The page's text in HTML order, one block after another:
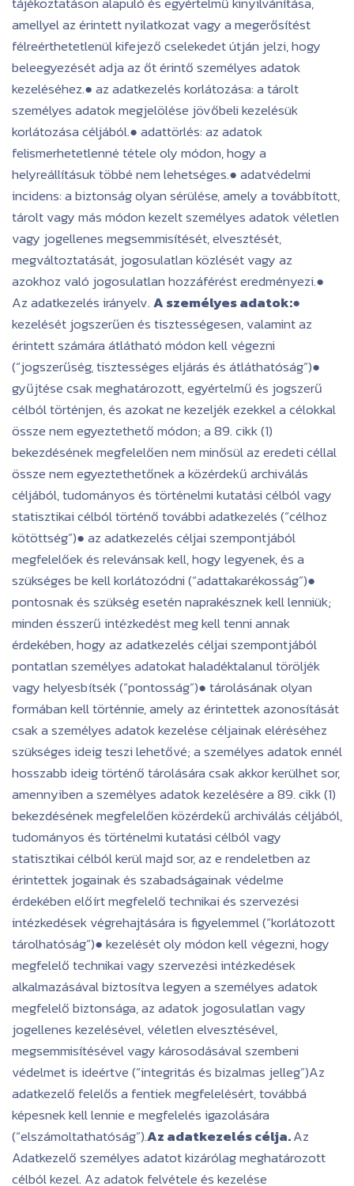
amellyel az érintett nyilatkozat vagy a megerősítést
félreérthetetlenül kifejező cselekedet útján jelzi, hogy
beleegyezését adja az őt érintő személyes adatok
kezeléséhez.● az adatkezelés korlátozása: a tárolt
személyes adatok megjelölése jövőbeli kezelésük
korlátozása céljából.● adattörlés: az adatok
felismerhetetlenné tétele oly módon, hogy a
helyreállításuk többé nem lehetséges.● adatvédelmi
incidens: a biztonság olyan sérülése, amely a továbbított,
tárolt vagy más módon kezelt személyes adatok véletlen
vagy jogellenes megsemmisítését, elvesztését,
megváltoztatását, jogosulatlan közlését vagy az
azokhoz való jogosulatlan hozzáférést eredményezi.●
Az adatkezelés irányelv.A személyes adatok:●
kezelését jogszerűen és tisztességesen, valamint az
érintett számára átlátható módon kell végezni
(“jogszerűség, tisztességes eljárás és átláthatóság”)●
gyűjtése csak meghatározott, egyértelmű és jogszerű
célból történjen, és azokat ne kezeljék ezekkel a célokkal
össze nem egyeztethető módon; a 89. cikk (1)
bekezdésének megfelelően nem minősül az eredeti céllal
össze nem egyeztethetőnek a közérdekű archiválás
céljából, tudományos és történelmi kutatási célból vagy
statisztikai célból történő további adatkezelés (“célhoz
kötöttség”)● az adatkezelés céljai szempontjából
megfelelőek és relevánsak kell, hogy legyenek, és a
szükséges be kell korlátozódni (“adattakarékosság”)●
pontosnak és szükség esetén naprakésznek kell lenniük;
minden ésszerű intézkedést meg kell tenni annak
érdekében, hogy az adatkezelés céljai szempontjából
pontatlan személyes adatokat haladéktalanul töröljék
vagy helyesbítsék (“pontosság”)● tárolásának olyan
formában kell történnie, amely az érintettek azonosítását
csak a személyes adatok kezelése céljainak eléréséhez
szükséges ideig teszi lehetővé; a személyes adatok ennél
hosszabb ideig történő tárolására csak akkor kerülhet sor,
amennyiben a személyes adatok kezelésére a 89. cikk (1)
bekezdésének megfelelően közérdekű archiválás céljából,
tudományos és történelmi kutatási célból vagy
statisztikai célból kerül majd sor, az e rendeletben az
érintettek jogainak és szabadságainak védelme
érdekében előírt megfelelő technikai és szervezési
intézkedések végrehajtására is figyelemmel (“korlátozott
tárolhatóság”)● kezelését oly módon kell végezni, hogy
megfelelő technikai vagy szervezési intézkedések
alkalmazásával biztosítva legyen a személyes adatok
megfelelő biztonsága, az adatok jogosulatlan vagy
jogellenes kezelésével, véletlen elvesztésével,
megsemmisítésével vagy károsodásával szembeni
védelmet is ideértve (“integritás és bizalmas jelleg”)Az
adatkezelő felelős a fentiek megfelelésért, továbbá
képesnek kell lennie e megfelelés igazolására
(“elszámoltathatóság”).Az adatkezelés célja.Az
Adatkezelő személyes adatot kizárólag meghatározott
célból kezel. Az adatok felvétele és kezelése